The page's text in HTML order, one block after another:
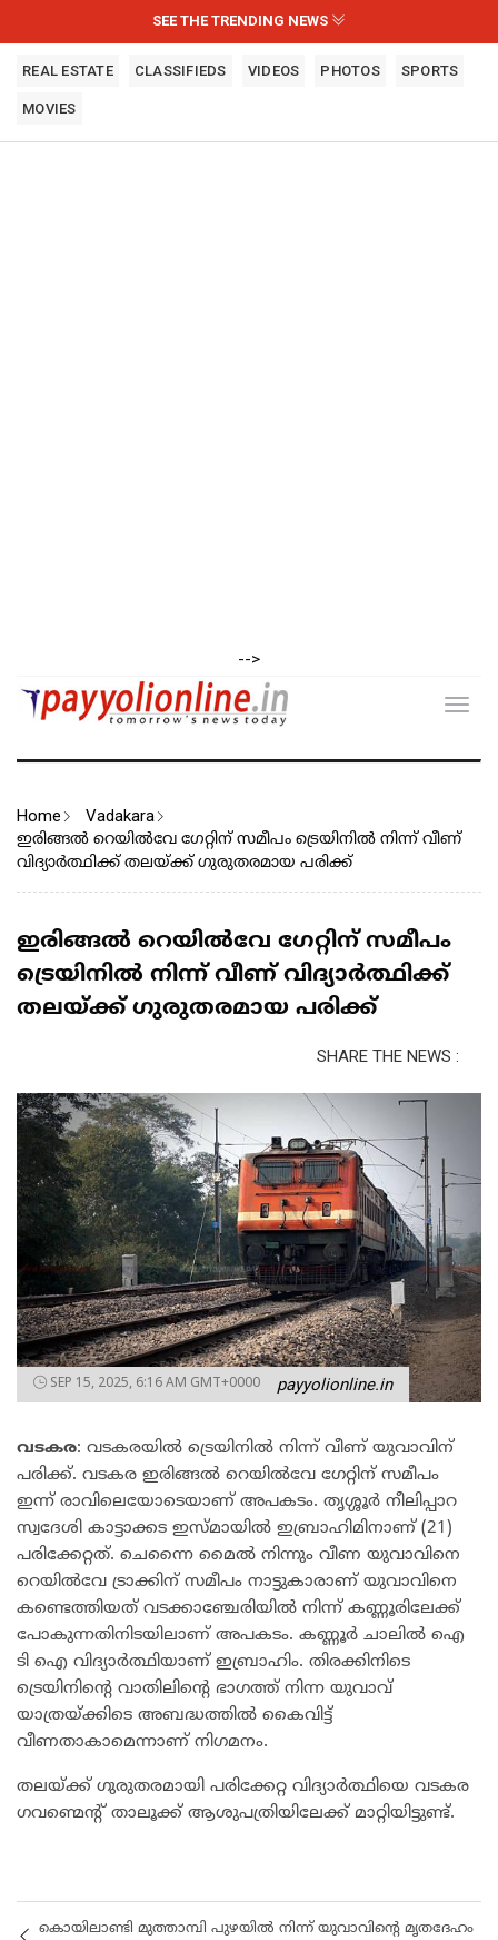
SEE THE TRENDING NEWS
REAL ESTATE CLASSIFIEDS VIDEOS PHOTOS SPORTS
MOVIES
-->
Home Vadakara
ഇരിങ്ങൽ റെയിൽവേ ഗേറ്റിന് സമീപം ട്രെയിനിൽ നിന്ന് വീണ്
വിദ്യാർത്ഥിക്ക് തലയ്ക്ക് ഗുരുതരമായ പരിക്ക്
ഇരിങ്ങൽ റെയിൽവേ ഗേറ്റിന് സമീപം
ട്രെയിനിൽ നിന്ന് വീണ് വിദ്യാർത്ഥിക്ക്
തലയ്ക്ക് ഗുരുതരമായ പരിക്ക്
SHARE THE NEWS :
SEP 15, 2025, 6:16 AM GMT+0000 payyolionline.in
വടകര: വടകരയില്‍ ട്രെയിനില്‍ നിന്ന് വീണ് യുവാവിന്
പരിക്ക്. വടകര ഇരിങ്ങല്‍ റെയില്‍വേ ഗേറ്റിന് സമീപം
ഇന്ന് രാവിലെയോടെയാണ് അപകടം. തൃശ്ശൂര്‍ നീലിപ്പാറ
സ്വദേശി കാട്ടാക്കട ഇസ്മായില്‍ ഇബ്രാഹിമിനാണ് (21)
പരിക്കേറ്റത്. ചെന്നൈ മൈല്‍ നിന്നും വീണ യുവാവിനെ
റെയില്‍വേ ട്രാക്കിന് സമീപം നാട്ടുകാരാണ് യുവാവിനെ
കണ്ടെത്തിയത് വടക്കാഞ്ചേരിയില്‍ നിന്ന് കണ്ണൂരിലേക്ക്
പോകുന്നതിനിടയിലാണ് അപകടം. കണ്ണൂര്‍ ചാലില്‍ ഐ
ടി ഐ വിദ്യാര്‍ത്ഥിയാണ് ഇബ്രാഹിം. തിരക്കിനിടെ
ട്രെയിനിന്റെ വാതിലിന്റെ ഭാഗത്ത് നിന്ന യുവാവ്
യാത്രയ്ക്കിടെ അബദ്ധത്തില്‍ കൈവിട്ട്
വീണതാകാമെന്നാണ് നിഗമനം.
തലയ്ക്ക് ഗുരുതരമായി പരിക്കേറ്റ വിദ്യാര്‍ത്ഥിയെ വടകര
ഗവണ്മെന്റ് താലൂക്ക് ആശുപത്രിയിലേക്ക് മാറ്റിയിട്ടുണ്ട്.
കൊയിലാണ്ടി മുത്താമ്പി പുഴയിൽ നിന്ന് യുവാവിന്റെ മൃതദേഹം